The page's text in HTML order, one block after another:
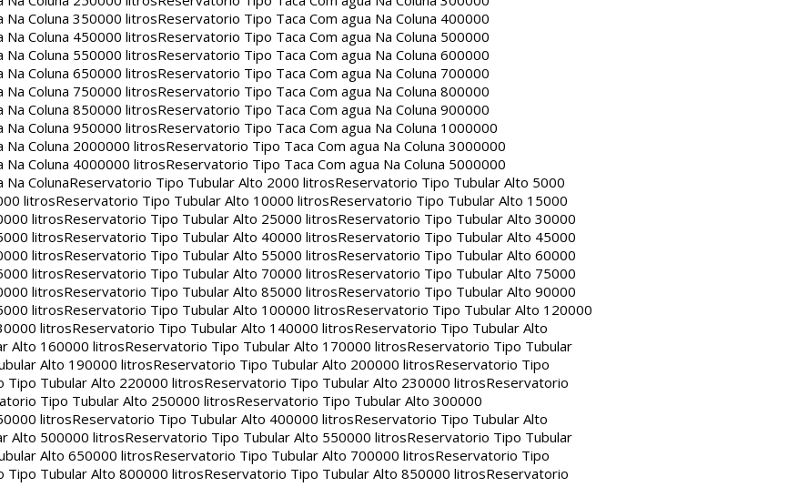
Na Coluna 350000 litrosReservatorio Tipo Taca Com agua Na Coluna 400000
Na Coluna 450000 litrosReservatorio Tipo Taca Com agua Na Coluna 500000
Na Coluna 550000 litrosReservatorio Tipo Taca Com agua Na Coluna 600000
Na Coluna 650000 litrosReservatorio Tipo Taca Com agua Na Coluna 700000
Na Coluna 750000 litrosReservatorio Tipo Taca Com agua Na Coluna 800000
Na Coluna 850000 litrosReservatorio Tipo Taca Com agua Na Coluna 900000
Na Coluna 950000 litrosReservatorio Tipo Taca Com agua Na Coluna 1000000
Na Coluna 2000000 litrosReservatorio Tipo Taca Com agua Na Coluna 3000000
Na Coluna 4000000 litrosReservatorio Tipo Taca Com agua Na Coluna 5000000
ColunaReservatorio Tipo Tubular Alto 2000 litrosReservatorio Tipo Tubular Alto 5000
litrosReservatorio Tipo Tubular Alto 10000 litrosReservatorio Tipo Tubular Alto 15000
litrosReservatorio Tipo Tubular Alto 25000 litrosReservatorio Tipo Tubular Alto 30000
litrosReservatorio Tipo Tubular Alto 40000 litrosReservatorio Tipo Tubular Alto 45000
litrosReservatorio Tipo Tubular Alto 55000 litrosReservatorio Tipo Tubular Alto 60000
litrosReservatorio Tipo Tubular Alto 70000 litrosReservatorio Tipo Tubular Alto 75000
litrosReservatorio Tipo Tubular Alto 85000 litrosReservatorio Tipo Tubular Alto 90000
litrosReservatorio Tipo Tubular Alto 100000 litrosReservatorio Tipo Tubular Alto 120000
litrosReservatorio Tipo Tubular Alto 140000 litrosReservatorio Tipo Tubular Alto
Alto 160000 litrosReservatorio Tipo Tubular Alto 170000 litrosReservatorio Tipo Tubular
Alto 190000 litrosReservatorio Tipo Tubular Alto 200000 litrosReservatorio Tipo
Tipo Tubular Alto 220000 litrosReservatorio Tipo Tubular Alto 230000 litrosReservatorio
Tipo Tubular Alto 250000 litrosReservatorio Tipo Tubular Alto 300000
litrosReservatorio Tipo Tubular Alto 400000 litrosReservatorio Tipo Tubular Alto
Alto 500000 litrosReservatorio Tipo Tubular Alto 550000 litrosReservatorio Tipo Tubular
Alto 650000 litrosReservatorio Tipo Tubular Alto 700000 litrosReservatorio Tipo
Tipo Tubular Alto 800000 litrosReservatorio Tipo Tubular Alto 850000 litrosReservatorio